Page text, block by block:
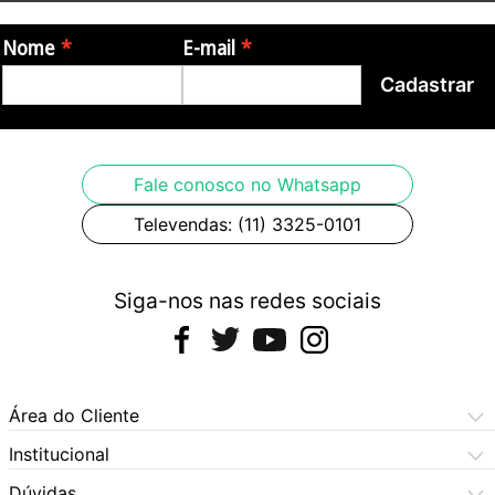
fonte de alimentação fantasma. Pode ser conectado a um Mac,
PC, iPhone, iPad, iPod touch usando uma interface como iRig
Nome E-mail
Cadastrar
Fale conosco no Whatsapp
Televendas: (11) 3325-0101
Siga-nos nas redes sociais
Área do Cliente
Meus Pedidos
Meus Dados
Institucional
Central de Atendimento